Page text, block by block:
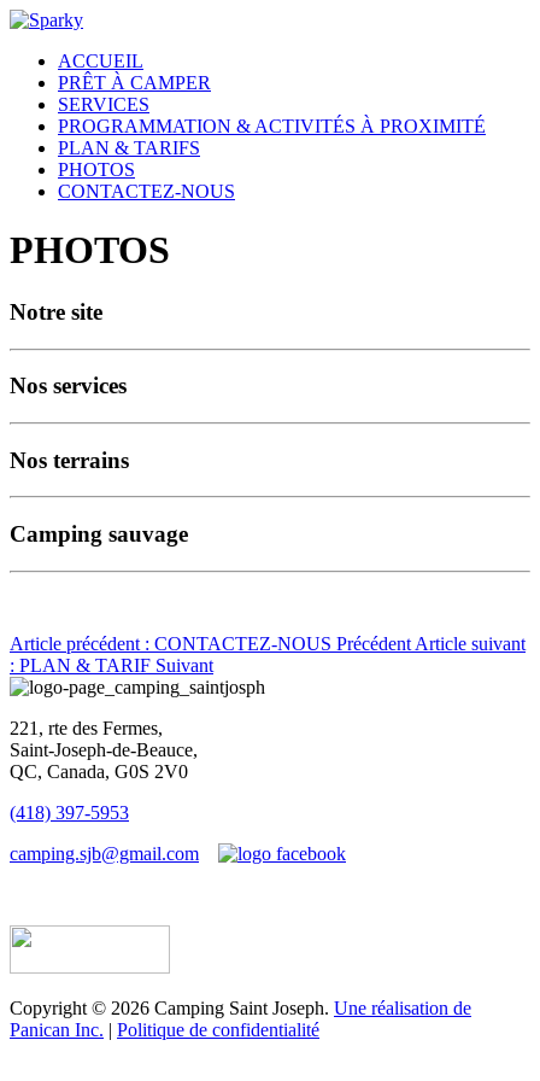
ACCUEIL
PRÊT À CAMPER
SERVICES
PROGRAMMATION & ACTIVITÉS À PROXIMITÉ
PLAN & TARIFS
PHOTOS
CONTACTEZ-NOUS
PHOTOS
Notre site
Nos services
Nos terrains
Camping sauvage
Article précédent : CONTACTEZ-NOUS Précédent Article suivant
: PLAN & TARIF Suivant
221, rte des Fermes,
Saint-Joseph-de-Beauce,
QC, Canada, G0S 2V0
(418) 397-5953
camping.sjb@gmail.com
Copyright © 2026 Camping Saint Joseph. Une réalisation de
Panican Inc. | Politique de confidentialité